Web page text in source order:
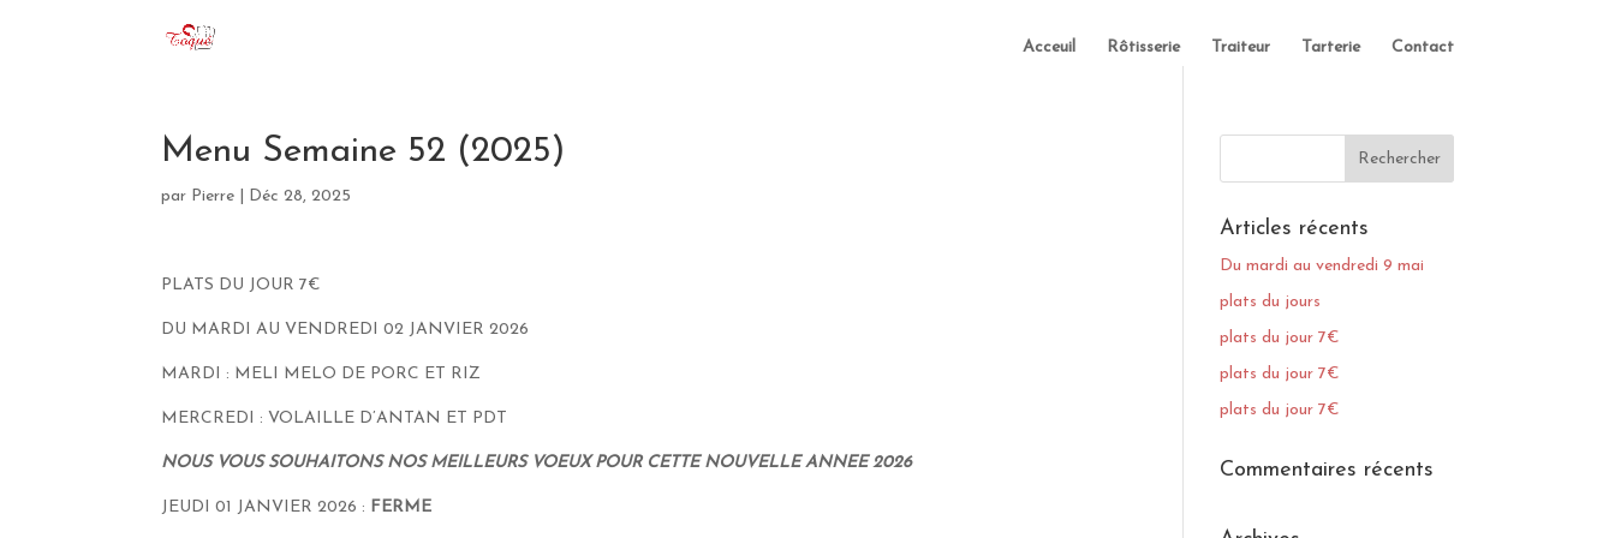
Acceuil Rôtisserie Traiteur Tarterie Contact
Menu Semaine 52 (2025)
par Pierre Déc 28, 2025
PLATS DU JOUR 7€
DU MARDI AU VENDREDI 02 JANVIER 2026
MARDI : MELI MELO DE PORC ET RIZ
MERCREDI : VOLAILLE D’ANTAN ET PDT
NOUS VOUS SOUHAITONS NOS MEILLEURS VOEUX POUR CETTE NOUVELLE ANNEE 2026
JEUDI 01 JANVIER 2026 : FERME
Articles récents
Du mardi au vendredi 9 mai
plats du jours
plats du jour 7€
plats du jour 7€
plats du jour 7€
Commentaires récents